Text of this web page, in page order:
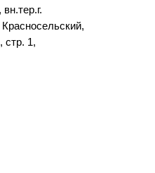
стр. 1,